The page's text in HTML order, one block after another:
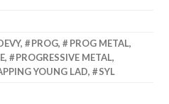
, PROG, PROG METAL,
, PROGRESSIVE METAL,
YOUNG LAD, SYL